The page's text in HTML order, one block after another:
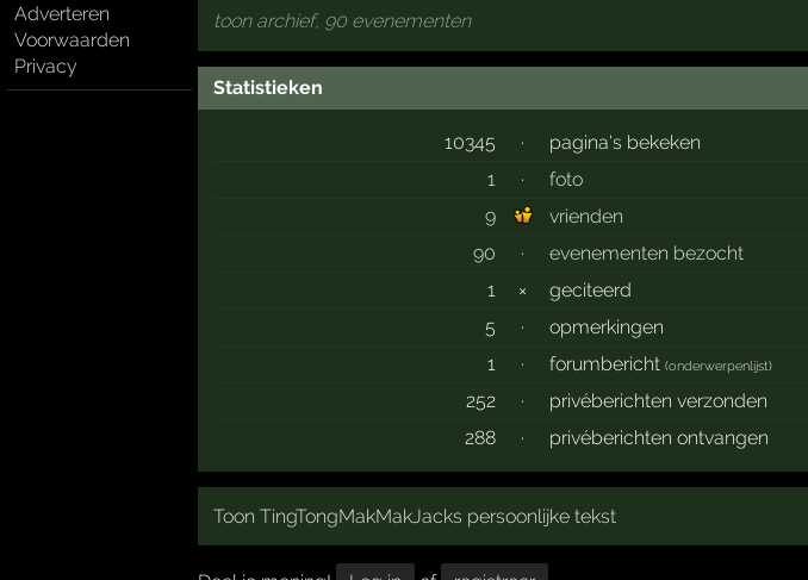
Adverteren
Voorwaarden
Privacy
toon archief, 90 evenementen
Statistieken
10345 ·
pagina's bekeken
1
·
foto
9
vrienden
90
·
evenementen bezocht
1
×
geciteerd
5
·
opmerkingen
1
· forumbericht(onderwerpenlijst)
252 ·
privéberichten verzonden
288
· privéberichten ontvangen
Toon TingTongMakMakJacks persoonlijke tekst